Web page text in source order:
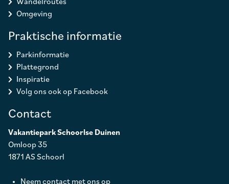
Wandelroutes
Omgeving
Praktische informatie
Parkinformatie
Plattegrond
Inspiratie
Volg ons ook op Facebook
Contact
Vakantiepark Schoorlse Duinen
Omloop 35
1871 AS Schoorl
Neem contact met ons op